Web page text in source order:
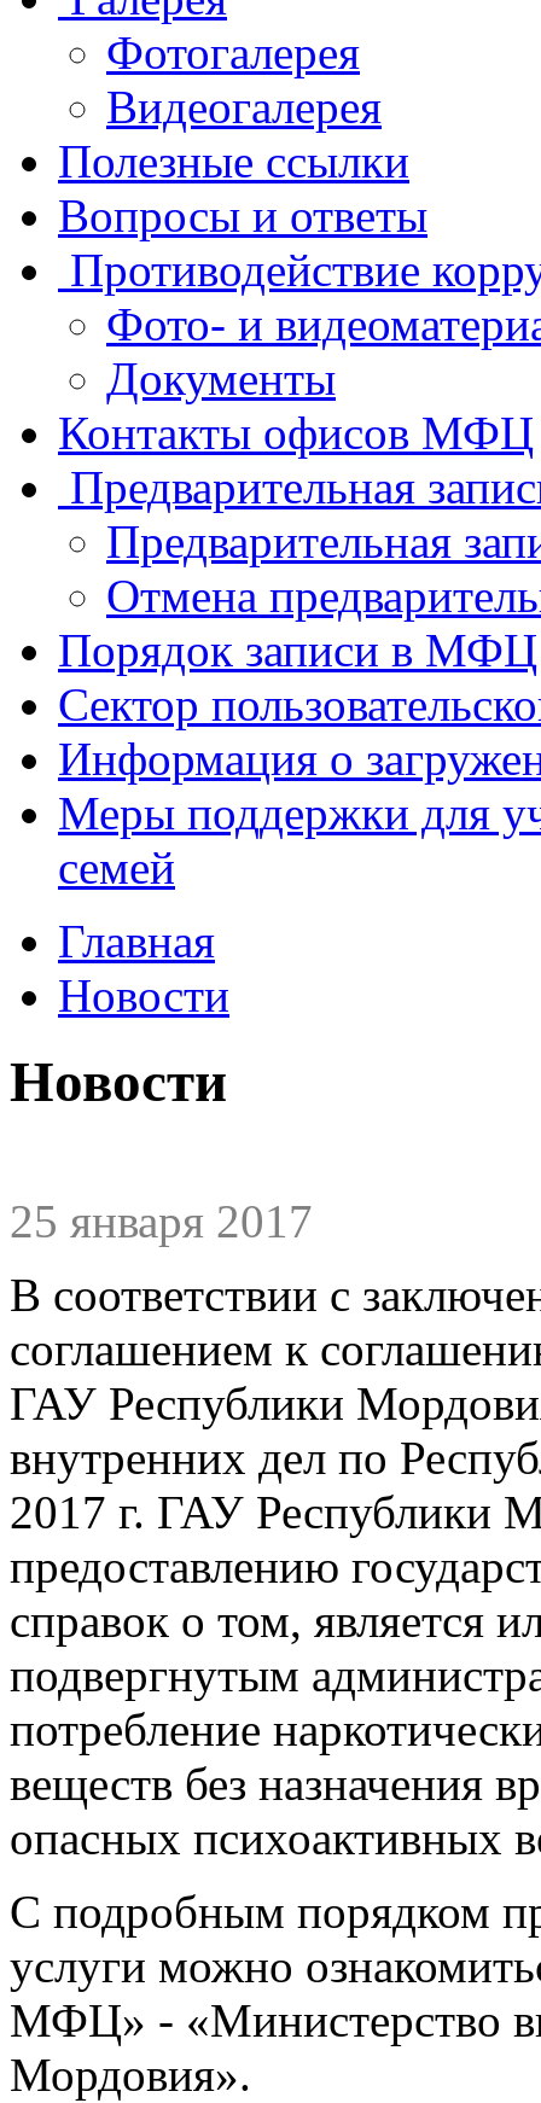
Фотогалерея
Видеогалерея
Полезные ссылки
Вопросы и ответы
Противодействие
Фото- и
Документы
Контакты офисов МФЦ
Предварительная
Предварительная
Отмена
Порядок записи в МФЦ
Сектор
Информация о
Меры поддержки для
семей
Главная
Новости
Новости
25 января 2017
В соответствии с
соглашением к
ГАУ Республики
внутренних дел по
2017 г. ГАУ Республики
предоставлению
справок о том, является
подвергнутым
потребление
веществ без назначения
опасных психоактивных
С подробным порядком
услуги можно
МФЦ» - «Министерство
Мордовия».